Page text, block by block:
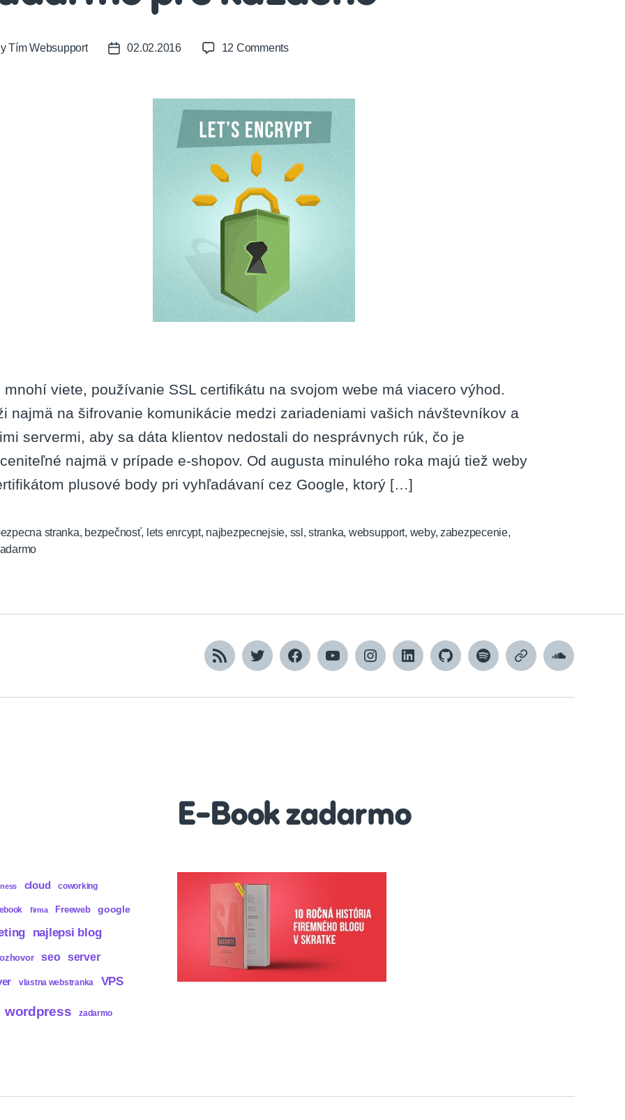
Tím Websupport
Post02.02.2016 12 Commentson
SSL
certifikát
zadarmo
pre
každého
mnohí viete, používanie SSL certifikátu na svojom webe má viacero výhod.
najmä na šifrovanie komunikácie medzi zariadeniami vašich návštevníkov a
servermi, aby sa dáta klientov nedostali do nesprávnych rúk, čo je
najmä v prípade e-shopov. Od augusta minulého roka majú tiež weby
plusové body pri vyhľadávaní cez Google, ktorý […]
stranka, bezpečnosť, lets enrcypt, najbezpecnejsie, ssl ,stranka, websupport, weby,zabezpecenie,
RSS TwitterFacebookYouTubeInstagramLinkedInGitHubSpotifyApple
SoundCloud
cloud coworking
firma Freeweb google
najlepsi blog
seo server
vlastna webstranka VPS
wordpress zadarmo
E-Book zadarmo